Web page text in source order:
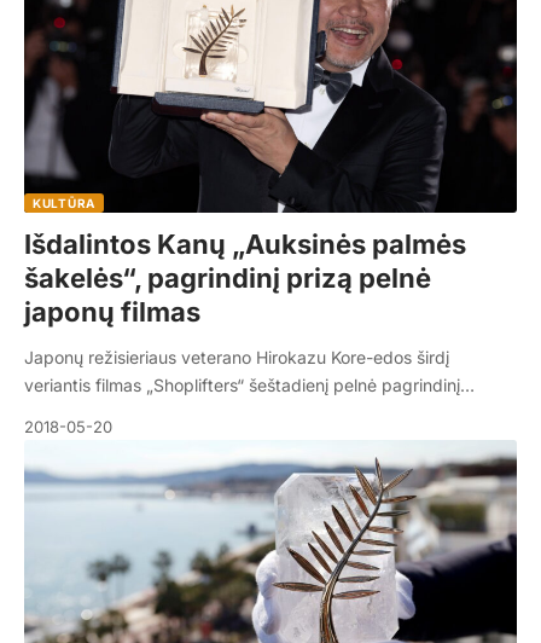
KULTŪRA
Išdalintos Kanų „Auksinės palmės
šakelės“, pagrindinį prizą pelnė
japonų filmas
Japonų režisieriaus veterano Hirokazu Kore-edos širdį
veriantis filmas „Shoplifters“ šeštadienį pelnė pagrindinį…
2018-05-20